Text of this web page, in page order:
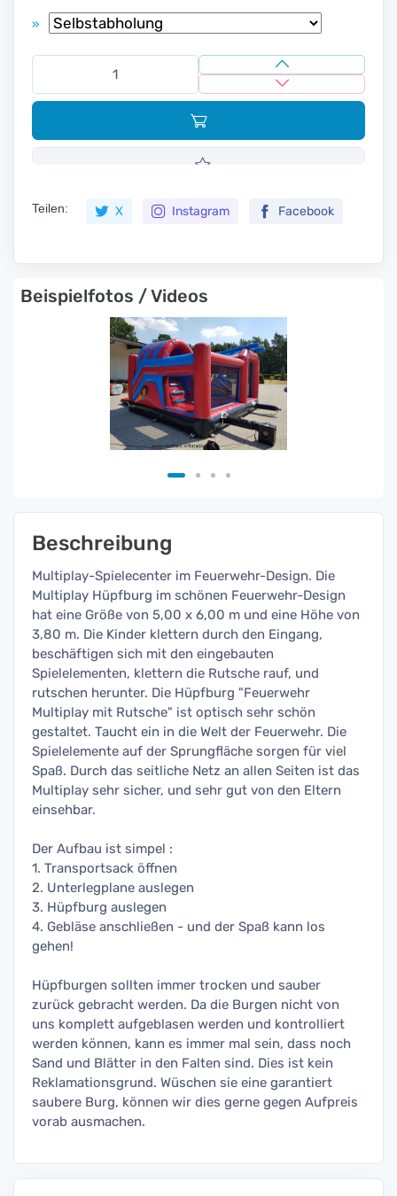
»
Teilen: X Instagram Facebook
Beispielfotos / Videos
Beschreibung
Multiplay-Spielecenter im Feuerwehr-Design. Die
Multiplay Hüpfburg im schönen Feuerwehr-Design
hat eine Größe von 5,00 x 6,00 m und eine Höhe von
3,80 m. Die Kinder klettern durch den Eingang,
beschäftigen sich mit den eingebauten
Spielelementen, klettern die Rutsche rauf, und
rutschen herunter. Die Hüpfburg "Feuerwehr
Multiplay mit Rutsche" ist optisch sehr schön
gestaltet. Taucht ein in die Welt der Feuerwehr. Die
Spielelemente auf der Sprungfläche sorgen für viel
Spaß. Durch das seitliche Netz an allen Seiten ist das
Multiplay sehr sicher, und sehr gut von den Eltern
einsehbar.
Der Aufbau ist simpel :
1. Transportsack öffnen
2. Unterlegplane auslegen
3. Hüpfburg auslegen
4. Gebläse anschließen - und der Spaß kann los
gehen!
Hüpfburgen sollten immer trocken und sauber
zurück gebracht werden. Da die Burgen nicht von
uns komplett aufgeblasen werden und kontrolliert
werden können, kann es immer mal sein, dass noch
Sand und Blätter in den Falten sind. Dies ist kein
Reklamationsgrund. Wüschen sie eine garantiert
saubere Burg, können wir dies gerne gegen Aufpreis
vorab ausmachen.